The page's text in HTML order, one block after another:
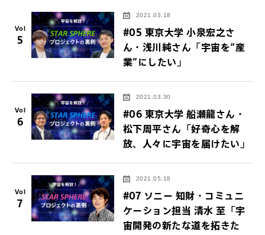
Vol
5
2021.03.18
#05 東京大学 小泉宏之さ
ん・浅川純さん「宇宙を“産
業”にしたい」
Vol
6
2021.03.30
#06 東京大学 船瀬龍さん・
松下周平さん「好奇心を解
放、人々に宇宙を届けたい」
Vol
7
2021.05.18
#07 ソニー 知財・コミュニ
ケーション担当 清水 至「宇
宙開発の新たな道を拓きた